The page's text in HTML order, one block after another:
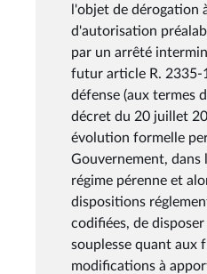
l'objet de dérogation
d'autorisation
par un arrêté
futur article R. 2335-
défense (aux termes
décret du 20 juillet
évolution formelle
Gouvernement, dans
régime pérenne et
dispositions
codifiées, de
souplesse quant aux
modifications à